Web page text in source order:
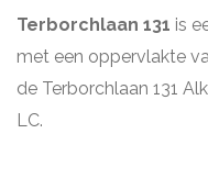
Terborchlaan 131 is
met een oppervlakte
de Terborchlaan 131
LC.